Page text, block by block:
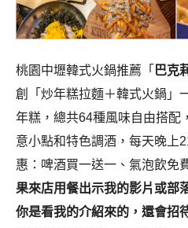
桃園中壢韓式火鍋推薦「 巴克
創「炒年糕拉麵＋韓式火鍋」
年糕，總共64種風味自由搭配
意小點和特色調酒，每天晚上
惠：啤酒買一送一、氣泡飲免
果來店用餐出示我的影片或部
你是看我的介紹來的，還會招